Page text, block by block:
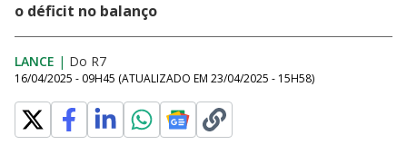
o déficit no balanço
LANCE | Do R7
16/04/2025 - 09H45 (ATUALIZADO EM 23/04/2025 - 15H58)